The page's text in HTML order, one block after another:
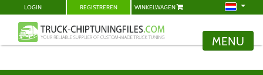
LOGIN REGISTREREN WINKELWAGEN
MENU